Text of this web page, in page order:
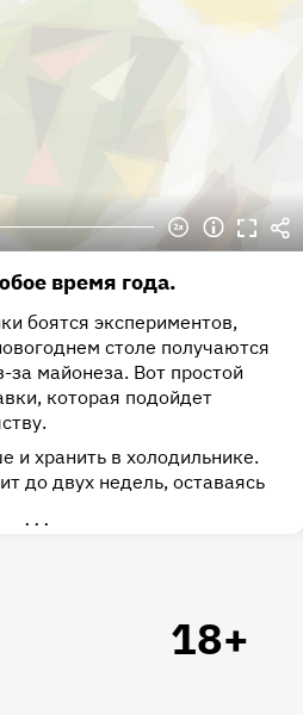
время года.
боятся экспериментов,
столе получаются
майонеза. Вот простой
которая подойдет
и хранить в холодильнике.
до двух недель, оставаясь
•••